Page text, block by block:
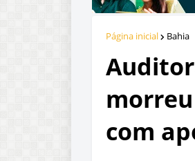
Página inicial Bahia
com